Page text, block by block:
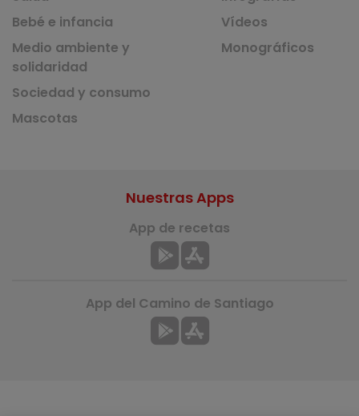
Bebé e infancia
Medio ambiente y
solidaridad
Sociedad y consumo
Mascotas
Vídeos
Monográficos
Nuestras Apps
App de recetas
App del Camino de Santiago